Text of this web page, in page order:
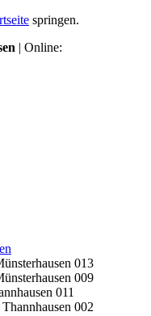
springen.
| Online: